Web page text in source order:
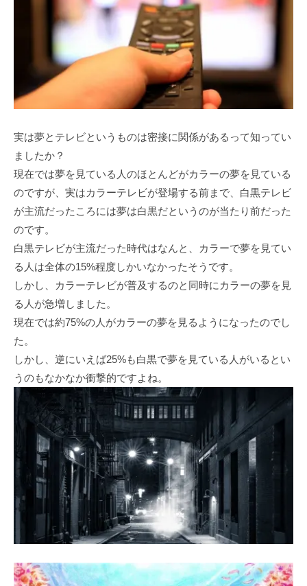
実は夢とテレビというものは密接に関係があるって知ってい
ましたか？
現在では夢を見ている人のほとんどがカラーの夢を見ている
のですが、実はカラーテレビが登場する前まで、白黒テレビ
が主流だったころには夢は白黒だというのが当たり前だった
のです。
白黒テレビが主流だった時代はなんと、カラーで夢を見てい
る人は全体の15%程度しかいなかったそうです。
しかし、カラーテレビが普及するのと同時にカラーの夢を見
る人が急増しました。
現在では約75%の人がカラーの夢を見るようになったのでし
た。
しかし、逆にいえば25%も白黒で夢を見ている人がいるとい
うのもなかなか衝撃的ですよね。